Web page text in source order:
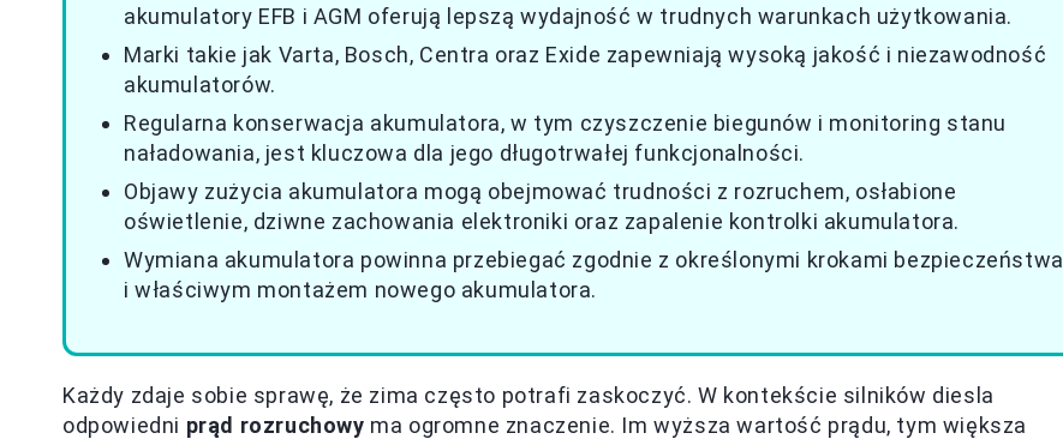
akumulatory EFB i AGM oferują lepszą wydajność w trudnych warunkach użytkowania.
Marki takie jak Varta, Bosch, Centra oraz Exide zapewniają wysoką jakość i niezawodność
akumulatorów.
Regularna konserwacja akumulatora, w tym czyszczenie biegunów i monitoring stanu
naładowania, jest kluczowa dla jego długotrwałej funkcjonalności.
Objawy zużycia akumulatora mogą obejmować trudności z rozruchem, osłabione
oświetlenie, dziwne zachowania elektroniki oraz zapalenie kontrolki akumulatora.
Wymiana akumulatora powinna przebiegać zgodnie z określonymi krokami bezpieczeństwa
i właściwym montażem nowego akumulatora.
Każdy zdaje sobie sprawę, że zima często potrafi zaskoczyć. W kontekście silników diesla
odpowiedni prąd rozruchowy ma ogromne znaczenie. Im wyższa wartość prądu, tym większa